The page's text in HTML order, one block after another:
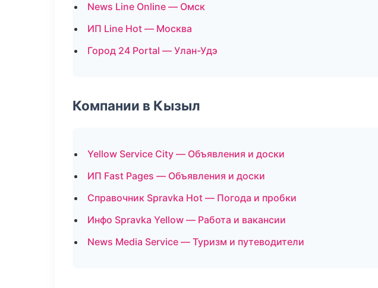
News Line Online — Омск
ИП Line Hot — Москва
Город 24 Portal — Улан-Удэ
Компании в Кызыл
Yellow Service City — Объявления и доски
ИП Fast Pages — Объявления и доски
Справочник Spravka Hot — Погода и пробки
Инфо Spravka Yellow — Работа и вакансии
News Media Service — Туризм и путеводители